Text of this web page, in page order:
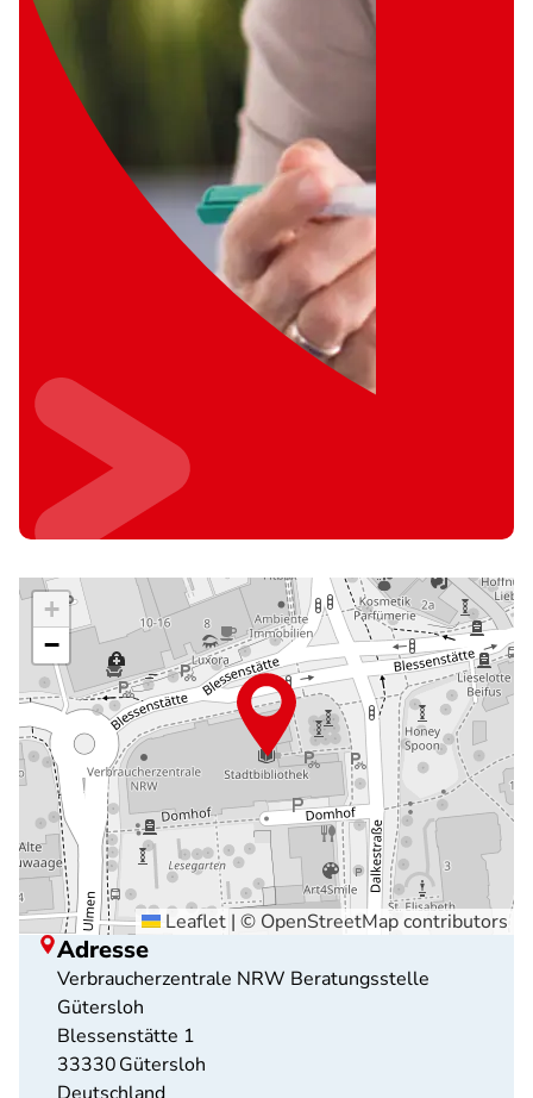
+
−
Leaflet | © OpenStreetMapcontributors
Adresse
Verbraucherzentrale NRW Beratungsstelle
Gütersloh
Blessenstätte 1
33330Gütersloh